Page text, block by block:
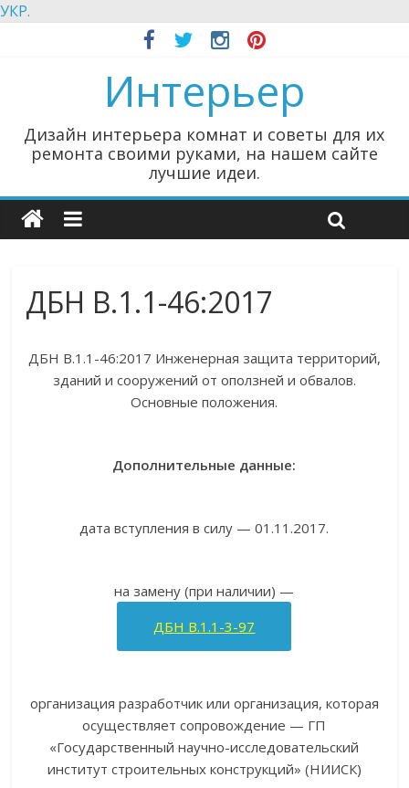
УКР.
Интерьер
Дизайн интерьера комнат и советы для их
ремонта своими руками, на нашем сайте
лучшие идеи.
ДБН В.1.1-46:2017
ДБН В.1.1-46:2017 Инженерная защита территорий,
зданий и сооружений от оползней и обвалов.
Основные положения.
Дополнительные данные:
дата вступления в силу — 01.11.2017.
на замену (при наличии) —
ДБН В.1.1-3-97
организация разработчик или организация, которая
осуществляет сопровождение — ГП
«Государственный научно-исследовательский
институт строительных конструкций» (НИИСК)